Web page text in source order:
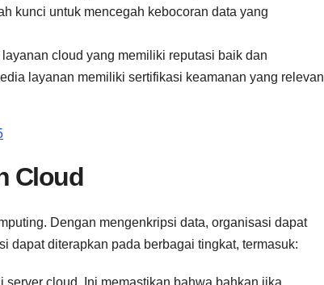
kunci untuk mencegah kebocoran data yang
cloud yang memiliki reputasi baik dan
layanan memiliki sertifikasi keamanan yang relevan
Cloud
Dengan mengenkripsi data, organisasi dapat
dapat diterapkan pada berbagai tingkat, termasuk: